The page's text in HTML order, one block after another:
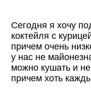
Сегодня я хочу
коктейля с
причем очень
у нас не
можно кушать и
причем хоть